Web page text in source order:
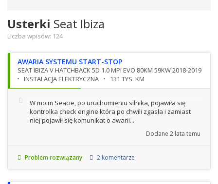
Usterki Seat Ibiza
Liczba wpisów: 124
AWARIA SYSTEMU START-STOP
SEAT IBIZA V HATCHBACK 5D 1.0 MPI EVO 80KM 59KW 2018-2019
INSTALACJA ELEKTRYCZNA
131 TYS. KM
W moim Seacie, po uruchomieniu silnika, pojawiła się
kontrolka check engine która po chwili zgasła i zamiast
niej pojawił się komunikat o awarii...
Dodane 2 lata temu
Problem rozwiązany 2 komentarze